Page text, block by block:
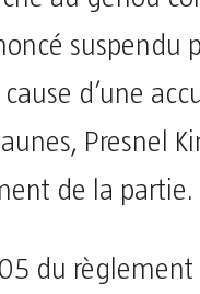
suspendu
d’une
Presnel
de la partie.
du règlement